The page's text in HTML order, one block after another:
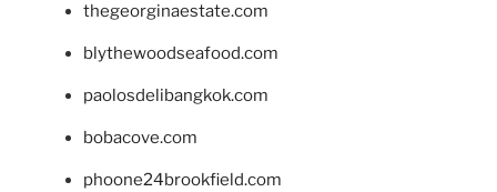
thegeorginaestate.com
blythewoodseafood.com
paolosdelibangkok.com
bobacove.com
phoone24brookfield.com